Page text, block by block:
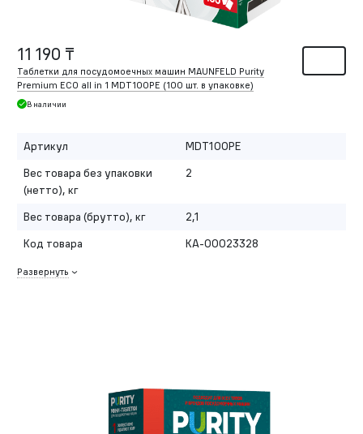
11 190 ₸
Таблетки для посудомоечных машин MAUNFELD Purity
Premium ECO all in 1 MDT100PE (100 шт. в упаковке)
В наличии
Артикул
MDT100PE
Вес товара без упаковки
(нетто), кг
2
Вес товара (брутто), кг
2,1
Код товара
КА-00023328
Развернуть